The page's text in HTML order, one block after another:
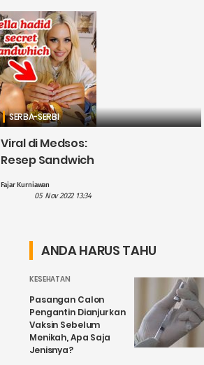
SERBA-SERBI
Viral di Medsos:
Resep Sandwich
Wajib Banget
Fajar Kurniawan
05 Nov 2022 13:34
ANDA HARUS TAHU
KESEHATAN
Pasangan Calon
Pengantin Dianjurkan
Vaksin Sebelum
Menikah, Apa Saja
Jenisnya?